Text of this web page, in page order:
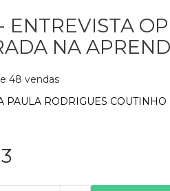
ENTREVISTA
NA
48 vendas
PAULA RODRIGUES COUTINHO